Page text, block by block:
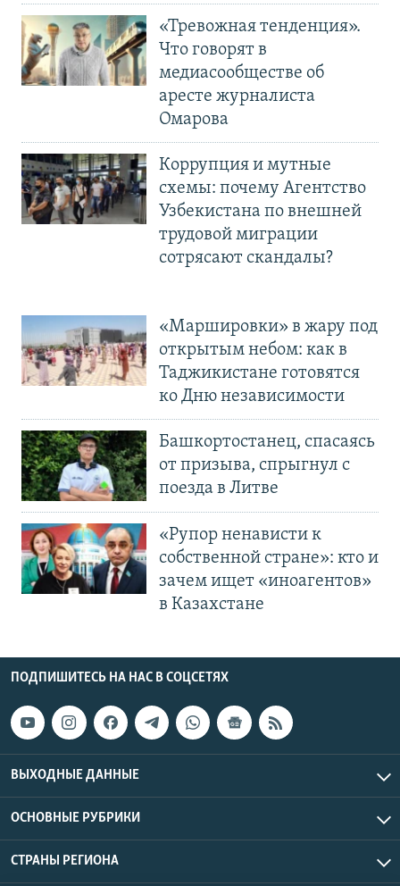
«Тревожная тенденция».
Что говорят в
медиасообществе об
аресте журналиста
Омарова
Коррупция и мутные
схемы: почему Агентство
Узбекистана по внешней
трудовой миграции
сотрясают скандалы?
«Маршировки» в жару под
открытым небом: как в
Таджикистане готовятся
ко Дню независимости
Башкортостанец, спасаясь
от призыва, спрыгнул с
поезда в Литве
«Рупор ненависти к
собственной стране»: кто и
зачем ищет «иноагентов»
в Казахстане
ПОДПИШИТЕСЬ НА НАС В СОЦСЕТЯХ
ВЫХОДНЫЕ ДАННЫЕ
ОСНОВНЫЕ РУБРИКИ
СТРАНЫ РЕГИОНА